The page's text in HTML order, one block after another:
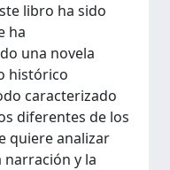
libro ha sido
ha
una novela
histórico
caracterizado
diferentes de los
quiere analizar
y la